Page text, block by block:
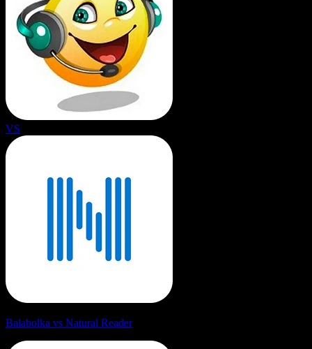
VS
Balabolka vs Natural Reader